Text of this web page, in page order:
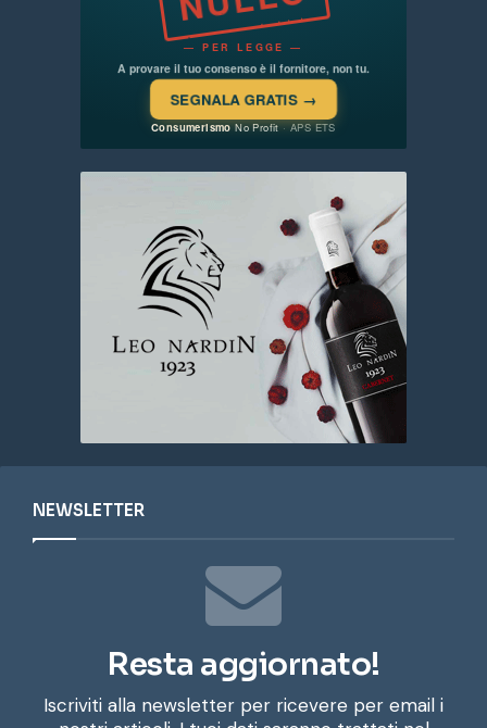
NEWSLETTER
Resta aggiornato!
Iscriviti alla newsletter per ricevere per email i